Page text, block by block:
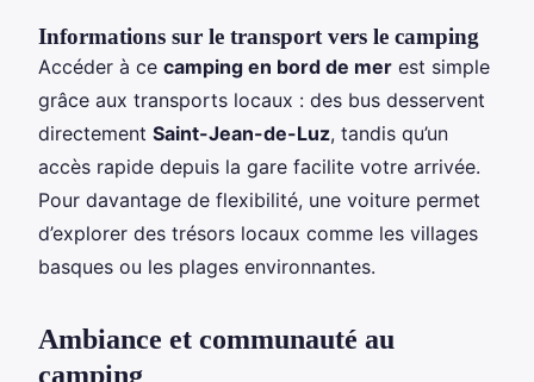
Informations sur le transport vers le camping
Accéder à ce camping en bord de mer est simple
grâce aux transports locaux : des bus desservent
directement Saint-Jean-de-Luz, tandis qu’un
accès rapide depuis la gare facilite votre arrivée.
Pour davantage de flexibilité, une voiture permet
d’explorer des trésors locaux comme les villages
basques ou les plages environnantes.
Ambiance et communauté au
camping